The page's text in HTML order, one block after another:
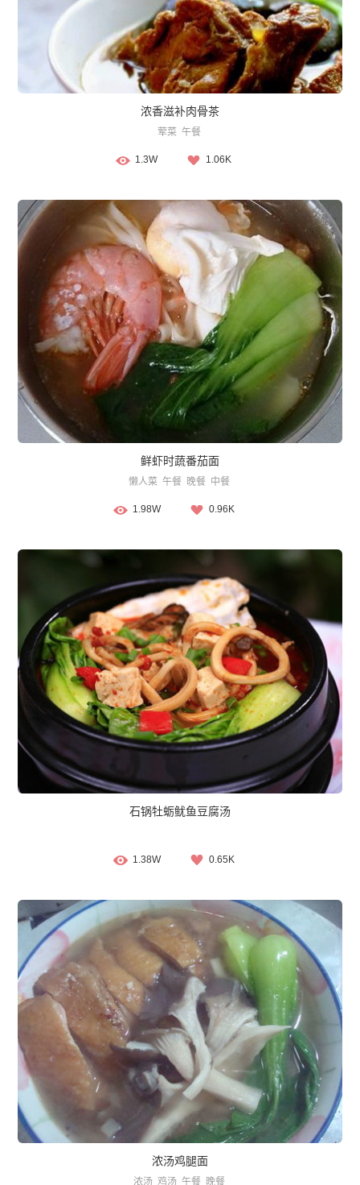
浓香滋补肉骨茶
荤菜 午餐
1.3W 1.06K
鲜虾时蔬番茄面
懒人菜 午餐 晚餐 中餐
1.98W 0.96K
石锅牡蛎鱿鱼豆腐汤
1.38W 0.65K
浓汤鸡腿面
浓汤 鸡汤 午餐 晚餐